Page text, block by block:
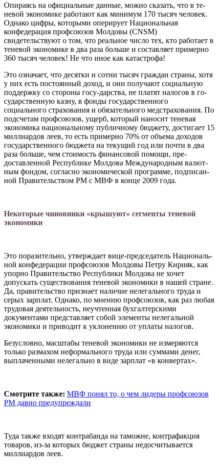
Опираясь на официальные данные, можно сказать, что в те­
невой экономике работают как минимум 170 тысяч человек.
Од­нако цифры, которыми опериру­ет Национальная
конфедерация профсоюзов Молдовы (CNSM)
свидетельствуют о том, что ре­альное число тех, кто работает в
теневой экономике в два раза больше и составляет примерно
360 тысяч человек! Не что иное как катастрофа!
Это означает, что десятки и сотни тысяч граждан страны, хотя
у них есть постоянный до­ход, и они получают социаль­ную
поддержку со стороны госу-дарства, не платят налогов в го-
сударственную казну, в фонды государственного
социального страхования и обязательного медстрахования. По
подсчетам профсоюзов, ущерб, который на­носит теневая
экономика нацио­нальному публичному бюджету, достигает 15
миллиардов леев, то есть примерно 70% от объема доходов
государственного бюд­жета на текущий год или поч­ти в два
раза больше, чем стои­мость финансовой помощи, пре­
доставленной Республике Мол­дова Международным валют­
ным фондом, согласно эконо­мической программе, подписан­
ной Правительством РМ с МВФ в конце 2009 года.
Некоторые чиновники «крышуют» сегменты теневой
экономики
Это поразительно, утверждает вице-председатель Националь­
ной конфедерации профсоюзов Молдовы Петру Кирияк, как
упорно Правительство Республи­ки Молдова не хочет
допускать существования теневой эконо­мики в нашей стране.
Да, прави­тельство признает наличие неле­гального труда и
серых зарплат. Однако, по мнению профсоюзов, как раз любая
трудовая деятель­ность, неучтенная бухгалтерс­кими
документами представля­ет собой элементы нелегальной
экономики и приводит к уклоне­нию от уплаты налогов.
Безусловно, масштабы тене­вой экономики не измеряют­ся
только размахом неформаль­ного труда или суммами денег,
выплаченными нелегально в виде зарплат «в конвертах».
Смотрите также: МВФ понял то, о чем лидеры профсоюзов
РМ давно предупреждали
Туда также входят контрабан­да на таможне, контрафакция
товаров, из-за которых бюджет страны недосчитывается
милли­ардов леев.